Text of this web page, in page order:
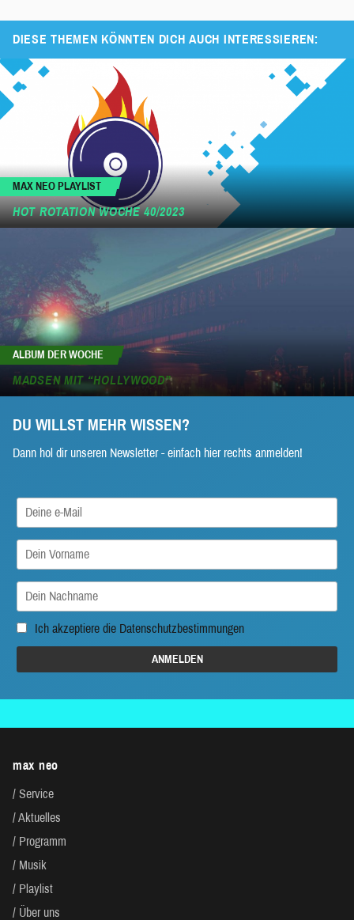
DIESE THEMEN KÖNNTEN DICH AUCH INTERESSIEREN:
MAX NEO PLAYLIST
HOT ROTATION WOCHE 40/2023
ALBUM DER WOCHE
MADSEN MIT “HOLLYWOOD”
DU WILLST MEHR WISSEN?
Dann hol dir unseren Newsletter - einfach hier rechts anmelden!
Ich akzeptiere die Datenschutzbestimmungen
max neo
Service
Aktuelles
Programm
Musik
Playlist
Über uns